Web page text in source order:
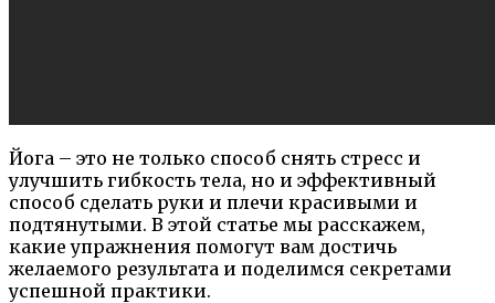
Йога – это не только способ снять стресс и
улучшить гибкость тела, но и эффективный
способ сделать руки и плечи красивыми и
подтянутыми. В этой статье мы расскажем,
какие упражнения помогут вам достичь
желаемого результата и поделимся секретами
успешной практики.